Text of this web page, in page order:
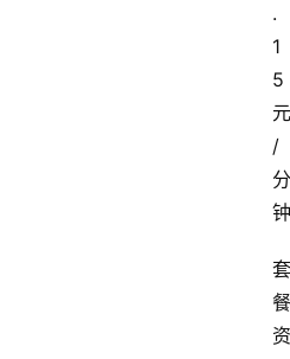
.
1
5
元
/
分
钟
套
餐
资